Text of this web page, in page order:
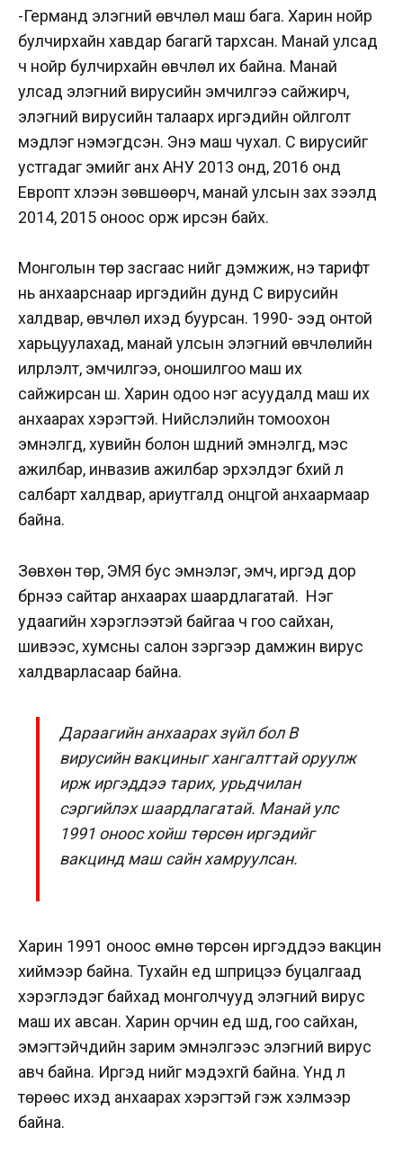
-Германд элэгний өвчлөл маш бага. Харин нойр
булчирхайн хавдар багагүй тархсан. Манай улсад
ч нойр булчирхайн өвчлөл их байна. Манай
улсад элэгний вирусийн эмчилгээ сайжирч,
элэгний вирусийн талаарх иргэдийн ойлголт
мэдлэг нэмэгдсэн. Энэ маш чухал. С вирусийг
устгадаг эмийг анх АНУ 2013 онд, 2016 онд
Европт хүлээн зөвшөөрч, манай улсын зах зээлд
2014, 2015 оноос орж ирсэн байх.
Монголын төр засгаас үүнийг дэмжиж, үнэ тарифт
нь анхаарснаар иргэдийн дунд С вирусийн
халдвар, өвчлөл ихэд буурсан. 1990- ээд онтой
харьцуулахад, манай улсын элэгний өвчлөлийн
илрүүлэлт, эмчилгээ, оношилгоо маш их
сайжирсан шүү. Харин одоо нэг асуудалд маш их
анхаарах хэрэгтэй. Нийслэлийн томоохон
эмнэлгүүд, хувийн болон шүдний эмнэлгүүд, мэс
ажилбар, инвазив ажилбар эрхэлдэг бүхий л
салбарт халдвар, ариутгалд онцгой анхаармаар
байна.
Зөвхөн төр, ЭМЯ бус эмнэлэг, эмч, иргэд дор
бүрнээ сайтар анхаарах шаардлагатай. Нэг
удаагийн хэрэглээтэй байгаа ч гоо сайхан,
шивээс, хумсны салон зэргээр дамжин вирус
халдварласаар байна.
Дараагийн анхаарах зүйл бол В
вирусийн вакциныг хангалттай оруулж
ирж иргэддээ тарих, урьдчилан
сэргийлэх шаардлагатай. Манай улс
1991 оноос хойш төрсөн иргэдийг
вакцинд маш сайн хамруулсан.
Харин 1991 оноос өмнө төрсөн иргэддээ вакцин
хиймээр байна. Тухайн үед шприцээ буцалгаад
хэрэглэдэг байхад монголчууд элэгний вирус
маш их авсан. Харин орчин үед шүд, гоо сайхан,
эмэгтэйчүүдийн зарим эмнэлгээс элэгний вирус
авч байна. Иргэд үүнийг мэдэхгүй байна. Үүнд л
төрөөс ихэд анхаарах хэрэгтэй гэж хэлмээр
байна.